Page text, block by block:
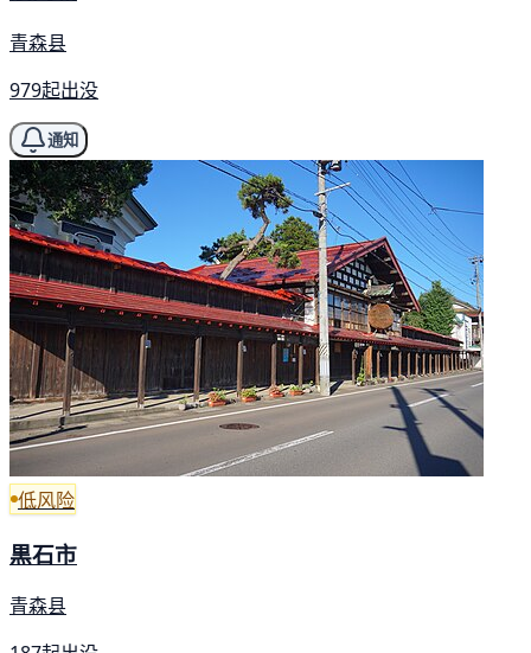
青森县
979起出没
通知
低风险
黒石市
青森县